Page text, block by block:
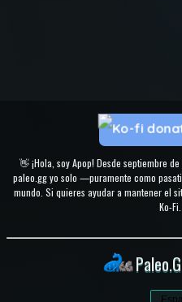
👋 ¡Hola, soy Apop! Desde septiembre
paleo.gg yo solo —puramente como
mundo. Si quieres ayudar a mantener el
Ko-